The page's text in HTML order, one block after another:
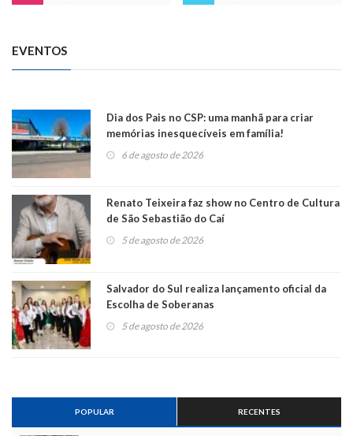
EVENTOS
Dia dos Pais no CSP: uma manhã para criar
memórias inesquecíveis em família!
6 de agosto de 2026
Renato Teixeira faz show no Centro de Cultura
de São Sebastião do Caí
5 de agosto de 2026
Salvador do Sul realiza lançamento oficial da
Escolha de Soberanas
5 de agosto de 2026
POPULAR RECENTES